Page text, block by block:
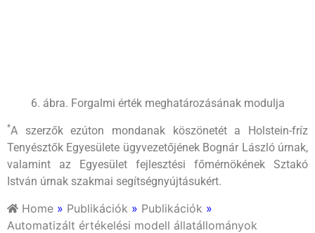
6. ábra. Forgalmi érték meghatározásának modulja
*A szerzők ezúton mondanak köszönetét a Holstein-fríz
Tenyésztők Egyesülete ügyvezetőjének Bognár László úrnak,
valamint az Egyesület fejlesztési főmérnökének Sztakó
István úrnak szakmai segítségnyújtásukért.
Home » Publikációk » Publikációk »
Automatizált értékelési modell állatállományok